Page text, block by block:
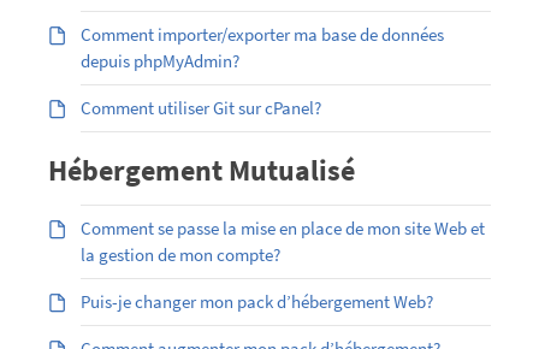
Comment importer/exporter ma base de données
depuis phpMyAdmin?
Comment utiliser Git sur cPanel?
Hébergement Mutualisé
Comment se passe la mise en place de mon site Web et
la gestion de mon compte?
Puis-je changer mon pack d’hébergement Web?